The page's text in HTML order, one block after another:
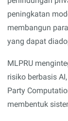
peningkatan
membangun
yang dapat
MLPRU
risiko berbasis
Party
membentuk